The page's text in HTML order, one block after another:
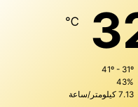
℃
43%
7.13 كيلومتر/ساعة